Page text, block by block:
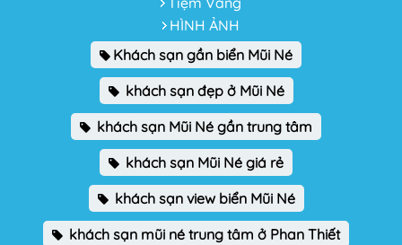
HÌNH ẢNH
Khách sạn gần biển Mũi Né
khách sạn đẹp ở Mũi Né
khách sạn Mũi Né gần trung tâm
khách sạn Mũi Né giá rẻ
khách sạn view biển Mũi Né
khách sạn mũi né trung tâm ở Phan Thiết